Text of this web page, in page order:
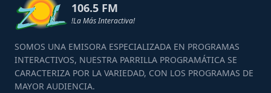
106.5 FM
!La Más Interactiva!
SOMOS UNA EMISORA ESPECIALIZADA EN PROGRAMAS
INTERACTIVOS, NUESTRA PARRILLA PROGRAMÁTICA SE
CARACTERIZA POR LA VARIEDAD, CON LOS PROGRAMAS DE
MAYOR AUDIENCIA.